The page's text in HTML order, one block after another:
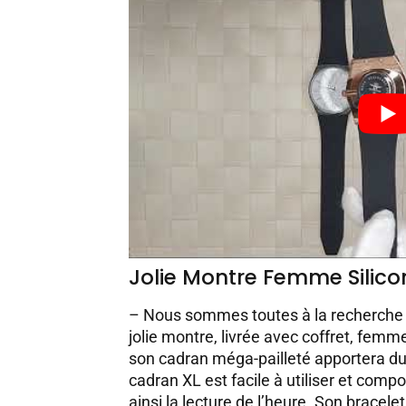
Jolie Montre Femme
– Nous sommes toutes à la
jolie montre, livrée avec coffret,
son cadran méga-pailleté apportera
cadran XL est facile à utiliser et
ainsi la lecture de l’heure. Son